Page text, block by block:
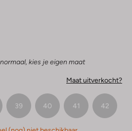
kies je eigen maat
Maat uitverkocht?
39 40 41 42